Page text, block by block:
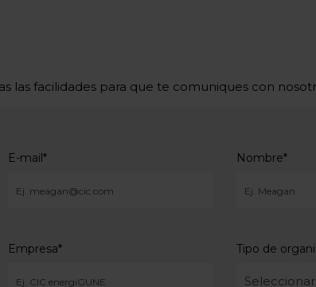
las facilidades para que te comuniques con
E-mail* Nombre*
Empresa* Tipo de